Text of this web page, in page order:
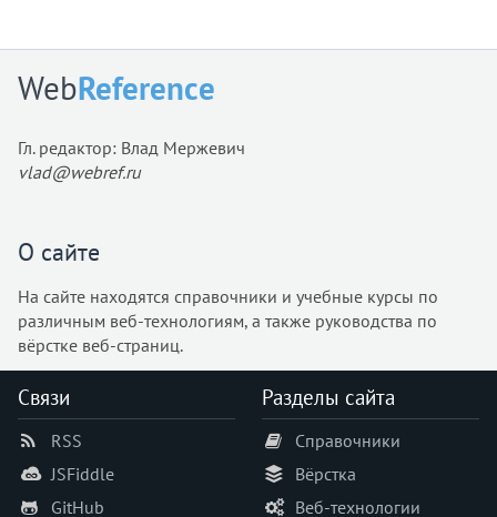
border-inline-start-color
border-inline-start-width
border-inline-style
border-left-color
border-left-style
border-left-width
border-radius
border-right-color
border-right-style
border-right-width
border-spacing
WebReference
Гл. редактор: Влад Мержевич
vlad@webref.ru
О сайте
На сайте находятся справочники и учебные курсы по
различным веб-технологиям, а также руководства по
вёрстке веб-страниц.
Связи
RSS
JSFiddle
GitHub
Разделы сайта
Справочники
Вёрстка
Веб-технологии